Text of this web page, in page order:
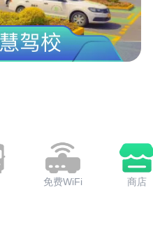
免费WiFi 商店